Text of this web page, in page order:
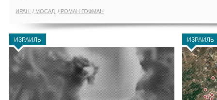
ИРАН МОСАД РОМАН ГОФМАН
ИЗРАИЛЬ ИЗРАИЛЬ